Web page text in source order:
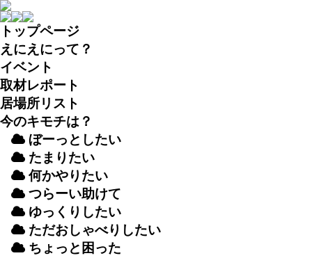
トップページ
えにえにって？
イベント
取材レポート
居場所リスト
今のキモチは？
ぼーっとしたい
たまりたい
何かやりたい
つらーい助けて
ゆっくりしたい
ただおしゃべりしたい
ちょっと 困 った